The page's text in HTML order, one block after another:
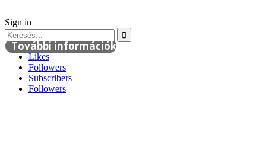
További információk
Sign in
Likes
Followers
Subscribers
Followers